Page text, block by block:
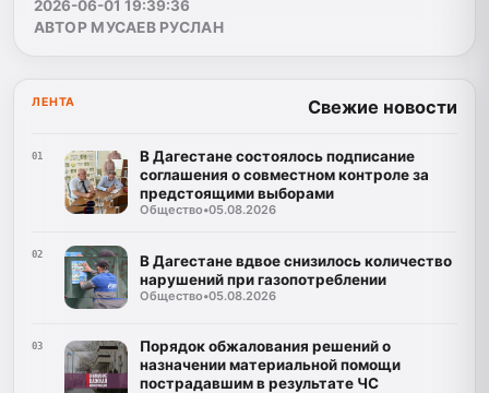
2026-06-01 19:39:36
АВТОР МУСАЕВ РУСЛАН
ЛЕНТА Свежие новости
01
В Дагестане состоялось подписание
соглашения о совместном контроле за
предстоящими выборами
Общество•05.08.2026
02
В Дагестане вдвое снизилось количество
нарушений при газопотреблении
Общество•05.08.2026
03
Порядок обжалования решений о
назначении материальной помощи
пострадавшим в результате ЧС